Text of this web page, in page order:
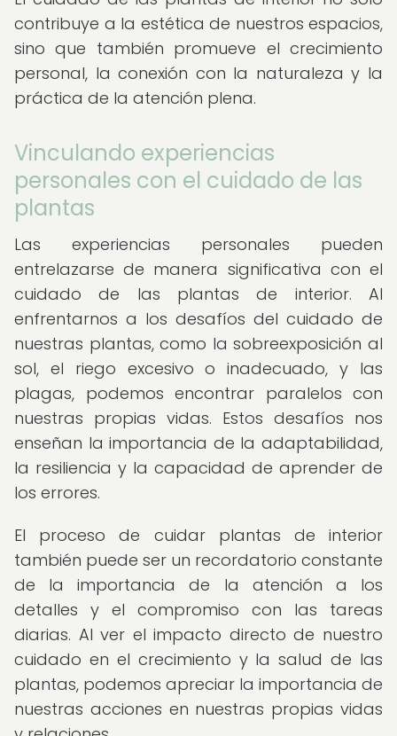
contribuye a la estética de nuestros espacios,
sino que también promueve el crecimiento
personal, la conexión con la naturaleza y la
práctica de la atención plena.
Vinculando experiencias
personales con el cuidado de las
plantas
Las experiencias personales pueden
entrelazarse de manera significativa con el
cuidado de las plantas de interior. Al
enfrentarnos a los desafíos del cuidado de
nuestras plantas, como la sobreexposición al
sol, el riego excesivo o inadecuado, y las
plagas, podemos encontrar paralelos con
nuestras propias vidas. Estos desafíos nos
enseñan la importancia de la adaptabilidad,
la resiliencia y la capacidad de aprender de
los errores.
El proceso de cuidar plantas de interior
también puede ser un recordatorio constante
de la importancia de la atención a los
detalles y el compromiso con las tareas
diarias. Al ver el impacto directo de nuestro
cuidado en el crecimiento y la salud de las
plantas, podemos apreciar la importancia de
nuestras acciones en nuestras propias vidas